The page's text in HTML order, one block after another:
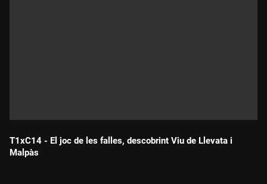
T1xC14 - El joc de les falles, descobrint Viu de Llevata i
Malpàs